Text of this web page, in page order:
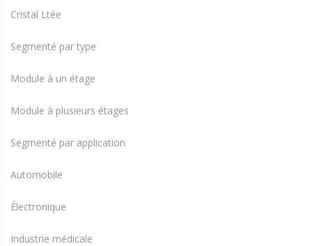
Cristal Ltée
Segmenté par type
Module à un étage
Module à plusieurs étages
Segmenté par application
Automobile
Électronique
Industrie médicale